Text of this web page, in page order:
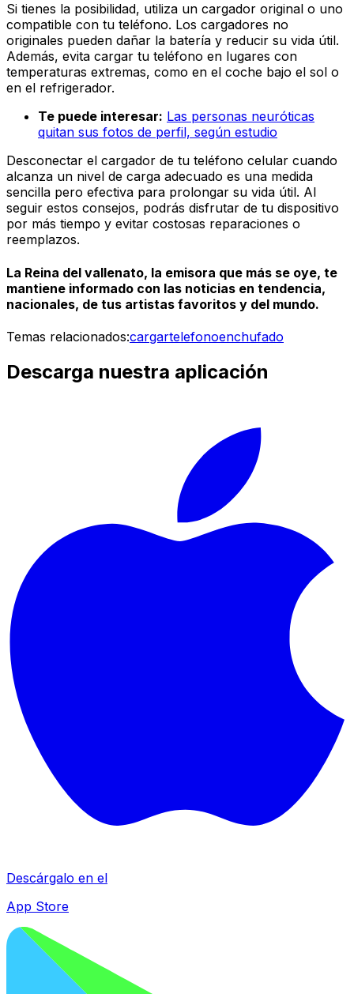
Si tienes la posibilidad, utiliza un cargador original o uno
compatible con tu teléfono. Los cargadores no
originales pueden dañar la batería y reducir su vida útil.
Además, evita cargar tu teléfono en lugares con
temperaturas extremas, como en el coche bajo el sol o
en el refrigerador.
Te puede interesar: Las personas neuróticas
quitan sus fotos de perfil, según estudio
Desconectar el cargador de tu teléfono celular cuando
alcanza un nivel de carga adecuado es una medida
sencilla pero efectiva para prolongar su vida útil. Al
seguir estos consejos, podrás disfrutar de tu dispositivo
por más tiempo y evitar costosas reparaciones o
reemplazos.
La Reina del vallenato, la emisora que más se oye, te
mantiene informado con las noticias en tendencia,
nacionales, de tus artistas favoritos y del mundo.
Temas relacionados:cargartelefonoenchufado
Descarga nuestra aplicación
Descárgalo en el
App Store